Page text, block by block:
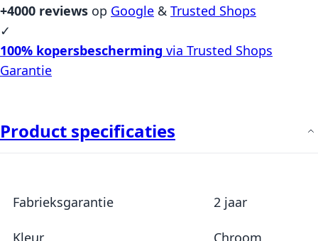
+4000 reviews op Google & Trusted Shops
✓
100% kopersbescherming via Trusted Shops
Garantie
Product specificaties
Fabrieksgarantie 2 jaar
Kleur Chroom